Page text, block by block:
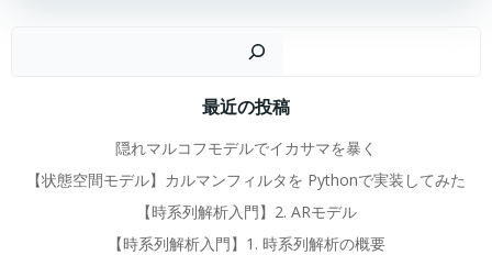
最近の投稿
隠れマルコフモデルでイカサマを暴く
【状態空間モデル】カルマンフィルタを Pythonで実装してみた
【時系列解析入門】2. ARモデル
【時系列解析入門】1. 時系列解析の概要